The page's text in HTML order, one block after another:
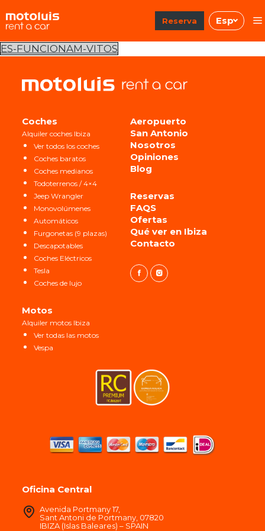
al
Reserva Esp
ES-FUNCIONAM-VITOS
Oficina Central
Avenida Portmany 17,
Sant Antoni de Portmany, 07820
IBIZA (Islas Baleares) – SPAIN
Coches
Alquiler coches Ibiza
Ver todos los coches
Coches baratos
Coches medianos
Todoterrenos / 4×4
Jeep Wrangler
Monovolúmenes
Automáticos
Furgonetas (9 plazas)
Descapotables
Coches Eléctricos
Tesla
Coches de lujo
Motos
Alquiler motos Ibiza
Ver todas las motos
Vespa
Aeropuerto
San Antonio
Nosotros
Opiniones
Blog
Reservas
FAQS
Ofertas
Qué ver en Ibiza
Contacto